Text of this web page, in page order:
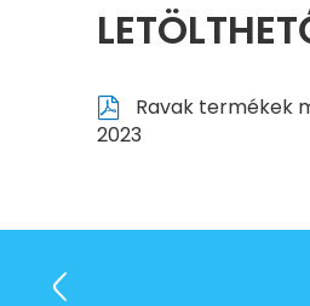
Ravak termékek
2023